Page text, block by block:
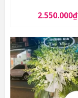
2.550.000₫